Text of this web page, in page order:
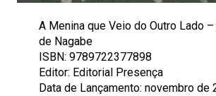
A Menina que Veio do Outro Lado –
de Nagabe
ISBN: 9789722377898
Editor: Editorial Presença
Data de Lançamento: novembro de